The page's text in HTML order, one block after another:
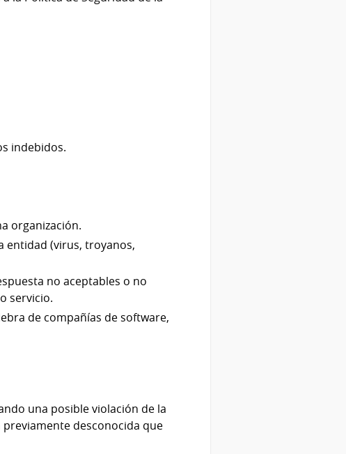
indebidos.
organización.
entidad (virus, troyanos,
no aceptables o no
servicio.
de compañías de software,
una posible violación de la
desconocida que